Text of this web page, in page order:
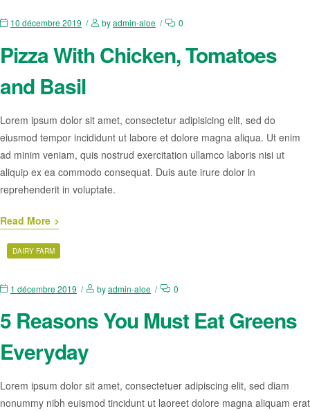
10 décembre 2019 byadmin-aloe 0
Pizza With Chicken, Tomatoes
and Basil
Lorem ipsum dolor sit amet, consectetur adipisicing elit, sed do
eiusmod tempor incididunt ut labore et dolore magna aliqua. Ut enim
ad minim veniam, quis nostrud exercitation ullamco laboris nisi ut
aliquip ex ea commodo consequat. Duis aute irure dolor in
reprehenderit in voluptate.
Read More
DAIRY FARM
1 décembre 2019 byadmin-aloe 0
5 Reasons You Must Eat Greens
Everyday
Lorem ipsum dolor sit amet, consectetuer adipiscing elit, sed diam
nonummy nibh euismod tincidunt ut laoreet dolore magna aliquam erat